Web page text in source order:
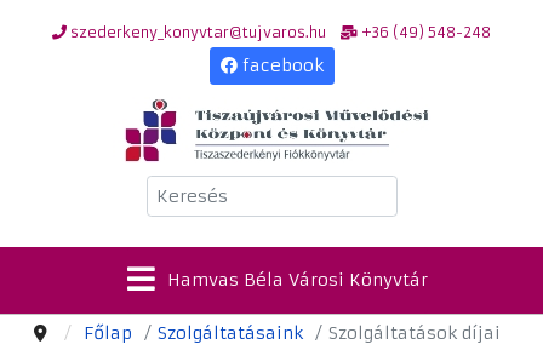
szederkeny_konyvtar@tujvaros.hu +36 (49) 548-248
facebook
Keresés
Hamvas Béla Városi Könyvtár
Főlap Szolgáltatásaink Szolgáltatások díjai